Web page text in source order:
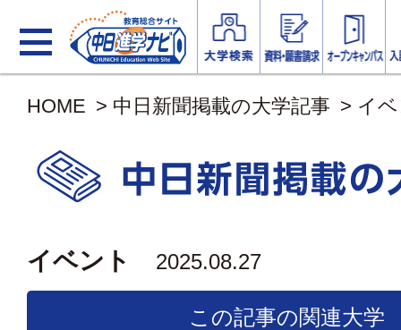
HOME > 中日新聞掲載の大学記事 > イ
イベント 2025.08.27
この記事の関連大学